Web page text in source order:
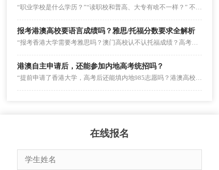
报考港澳高校要语言成绩吗？雅思/托福分数要求全解析
“报考香港大学需要考雅思吗？澳门高校认不认托福成绩？高考英语130分能替代语言成绩吗？”在港澳升学咨询中，语言成绩要求是考生和家长的高频疑问。不少人因不明确规则盲目备考雅思，或因忽视语言要求错失申请机会。事实上，港澳高校对语言成绩的要求因“报考方式”“院校层次”“专业类型”差异显着，并非所有情况都需提交雅思/托福。
港澳自主申请后，还能参加内地高考统招吗？
“提前申请了香港大学，高考后还能填内地985志愿吗？港澳高校发了录取通知，会不会影响内地统招提档？”这是港澳升学规划中，考生和家长最纠结的核心问题之一。不少人因担心“两者冲突”，在自主申请和内地统招间反复犹豫，甚至错失双线机会。事实上，港澳自主申请与内地高考统招并非“二选一”，但需掌握关键规则避免冲突。以下详解可行性、操作要点、风险规避及优化策略。
在线报名